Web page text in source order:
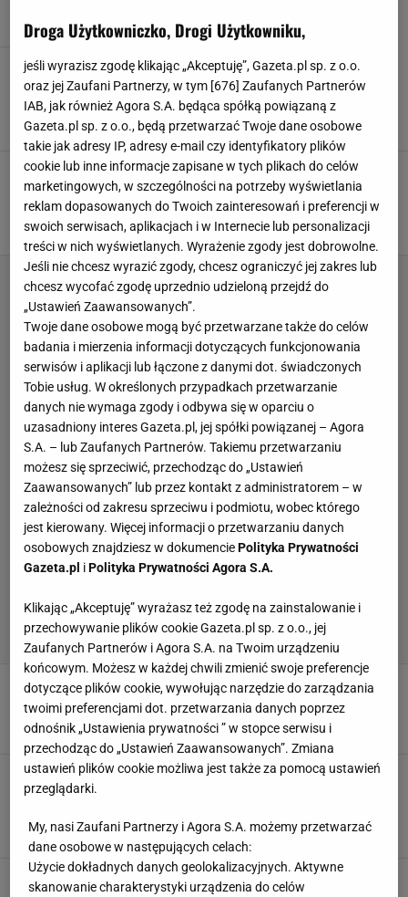
Real - Atletico. Największy wygrany derbów
Madrytu. Dani Ceballos wyważył drzwi do
pierwszego składu Królewskich
Michał Madanowicz,30 WRZEŚNIA 2018, 09:23
Real - Atletico. Najważniejsze od lat derby
Madrytu. Simeone przed szansą na historyczny
wynik
Michał Madanowicz,29 WRZEŚNIA 2018, 08:38
Real - Atletico. Marcelo wypada z gry na blisko
miesiąc. Real Madryt osłabiony
MwM, 28 WRZEŚNIA 2018, 13:16
Superpuchar Europy. Real - Atletico 2:4. Tak
MwM,15 SIERPNIA 2018, 23:52
Superpuchar Europy. Real - Atletico. Okiem za
Droga Użytkowniczko, Drogi Użytkowniku,
jeśli wyrazisz zgodę klikając „Akceptuję”, Gazeta.pl sp. z o.o.
oraz jej Zaufani Partnerzy, w tym [676] Zaufanych Partnerów
IAB, jak również Agora S.A. będąca spółką powiązaną z
Gazeta.pl sp. z o.o., będą przetwarzać Twoje dane osobowe
takie jak adresy IP, adresy e-mail czy identyfikatory plików
cookie lub inne informacje zapisane w tych plikach do celów
marketingowych, w szczególności na potrzeby wyświetlania
reklam dopasowanych do Twoich zainteresowań i preferencji w
swoich serwisach, aplikacjach i w Internecie lub personalizacji
treści w nich wyświetlanych. Wyrażenie zgody jest dobrowolne.
Jeśli nie chcesz wyrazić zgody, chcesz ograniczyć jej zakres lub
chcesz wycofać zgodę uprzednio udzieloną przejdź do
„Ustawień Zaawansowanych”.
Twoje dane osobowe mogą być przetwarzane także do celów
badania i mierzenia informacji dotyczących funkcjonowania
serwisów i aplikacji lub łączone z danymi dot. świadczonych
Tobie usług. W określonych przypadkach przetwarzanie
danych nie wymaga zgody i odbywa się w oparciu o
uzasadniony interes Gazeta.pl, jej spółki powiązanej – Agora
S.A. – lub Zaufanych Partnerów. Takiemu przetwarzaniu
możesz się sprzeciwić, przechodząc do „Ustawień
Zaawansowanych” lub przez kontakt z administratorem – w
zależności od zakresu sprzeciwu i podmiotu, wobec którego
jest kierowany. Więcej informacji o przetwarzaniu danych
osobowych znajdziesz w dokumenciePolityka Prywatności
Gazeta.pl iPolityka Prywatności Agora S.A.
Klikając „Akceptuję” wyrażasz też zgodę na zainstalowanie i
przechowywanie plików cookie Gazeta.pl sp. z o.o., jej
Zaufanych Partnerów i Agora S.A. na Twoim urządzeniu
końcowym. Możesz w każdej chwili zmienić swoje preferencje
dotyczące plików cookie, wywołując narzędzie do zarządzania
twoimi preferencjami dot. przetwarzania danych poprzez
odnośnik „Ustawienia prywatności ” w stopce serwisu i
przechodząc do „Ustawień Zaawansowanych”. Zmiana
ustawień plików cookie możliwa jest także za pomocą ustawień
przeglądarki.
My, nasi Zaufani Partnerzy i Agora S.A. możemy przetwarzać
dane osobowe w następujących celach:
Użycie dokładnych danych geolokalizacyjnych. Aktywne
skanowanie charakterystyki urządzenia do celów